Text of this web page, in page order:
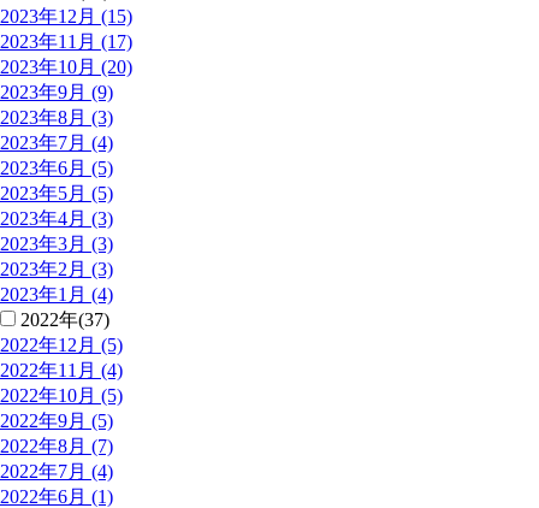
2023年12月 (15)
2023年11月 (17)
2023年10月 (20)
2023年9月 (9)
2023年8月 (3)
2023年7月 (4)
2023年6月 (5)
2023年5月 (5)
2023年4月 (3)
2023年3月 (3)
2023年2月 (3)
2023年1月 (4)
2022年(37)
2022年12月 (5)
2022年11月 (4)
2022年10月 (5)
2022年9月 (5)
2022年8月 (7)
2022年7月 (4)
2022年6月 (1)